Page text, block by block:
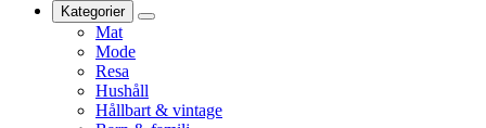
Kategorier
Mat
Mode
Resa
Hushåll
Hållbart & vintage